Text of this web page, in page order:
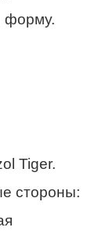
форму.
Tiger.
стороны: